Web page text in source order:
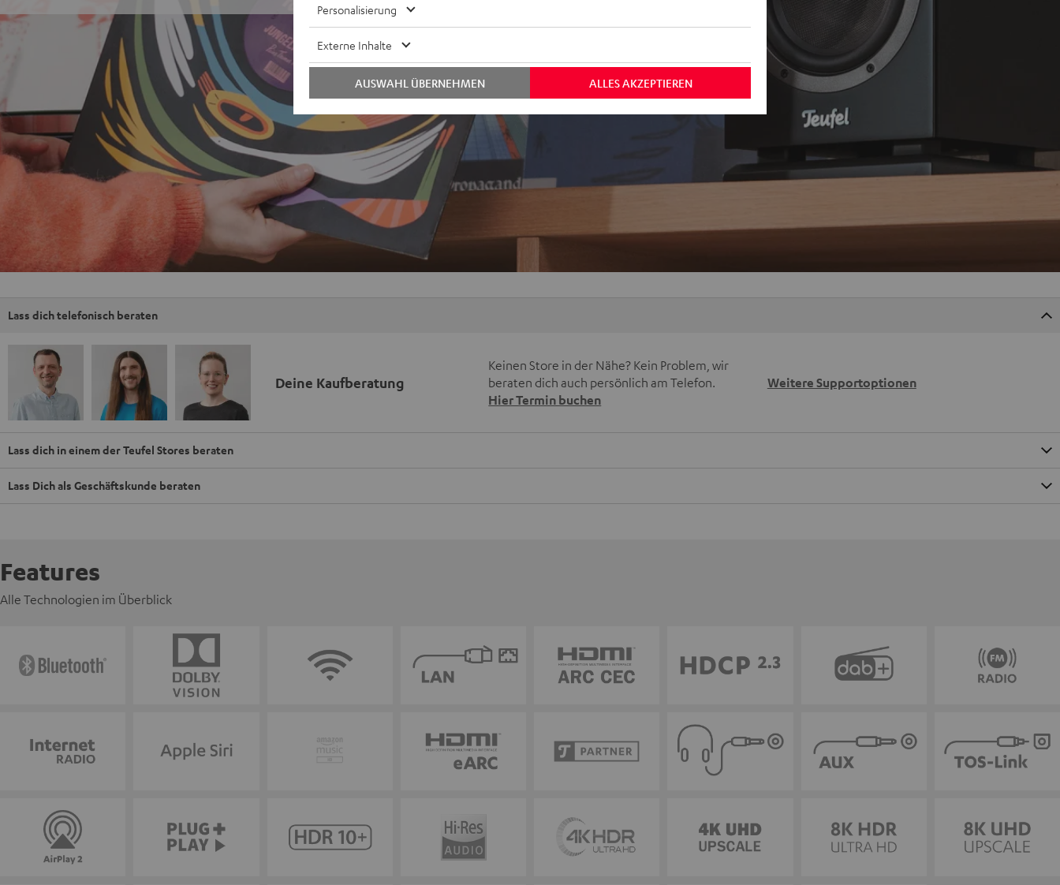
Lass dich telefonisch beraten
Deine Kaufberatung
Keinen Store in der Nähe? Kein Problem, wir
beraten dich auch persönlich am Telefon.
Hier Termin buchen
Weitere Supportoptionen
Lass dich in einem der Teufel Stores beraten
Lass Dich als Geschäftskunde beraten
Features
Alle Technologien im Überblick
Personalisierung
Externe Inhalte
ALLES AKZEPTIEREN
AUSWAHL ÜBERNEHMEN